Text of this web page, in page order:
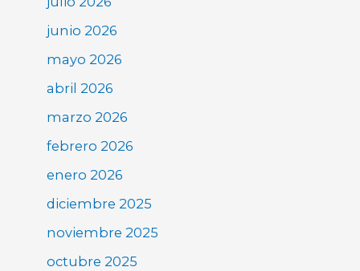
junio 2026
mayo 2026
abril 2026
marzo 2026
febrero 2026
enero 2026
diciembre 2025
noviembre 2025
octubre 2025